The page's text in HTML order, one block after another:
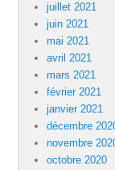
juillet 2021
juin 2021
mai 2021
avril 2021
mars 2021
février 2021
janvier 2021
décembre
novembre
octobre 2020